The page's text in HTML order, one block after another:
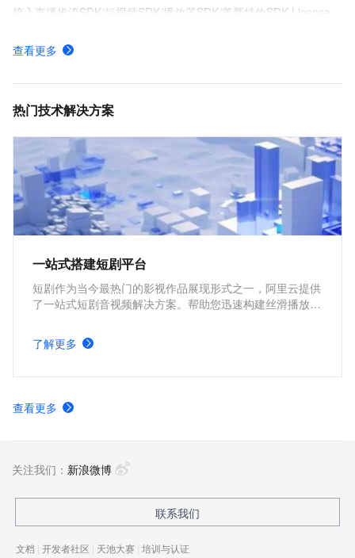
接入直播推流SDK/短视频SDK/播放器SDK/美颜特效SDK License
MediaBox音视频SDK Demo体验
MediaBox音视频SDK计费项说明及购买方式
查看更多
热门技术解决方案
一站式搭建短剧平台
短剧作为当今最热门的影视作品展现形式之一，阿里云提供
了一站式短剧音视频解决方案。帮助您迅速构建丝滑播放体
能生产的短剧平台。
了解更多
查看更多
关注我们： 新浪微博
联系我们
文档 | 开发者社区 | 天池大赛 | 培训与认证